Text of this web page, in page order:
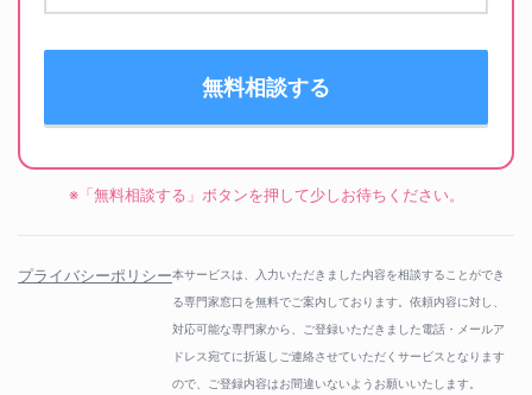
※「無料相談する」ボタンを押して少しお待ちください。
プライバシーポリシー本サービスは、入力いただきました内容を相談することができ
る専門家窓口を無料でご案内しております。依頼内容に対し、
対応可能な専門家から、ご登録いただきました電話・メールア
ドレス宛てに折返しご連絡させていただくサービスとなります
ので、ご登録内容はお間違いないようお願いいたします。